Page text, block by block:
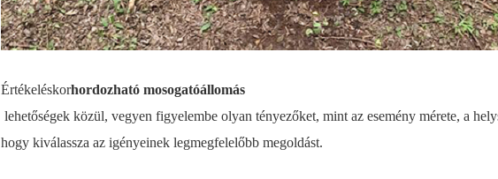
Értékeléskorhordozható mosogatóállomás
lehetőségek közül, vegyen figyelembe olyan tényezőket, mint az esemény mérete, a
hogy kiválassza az igényeinek legmegfelelőbb megoldást.